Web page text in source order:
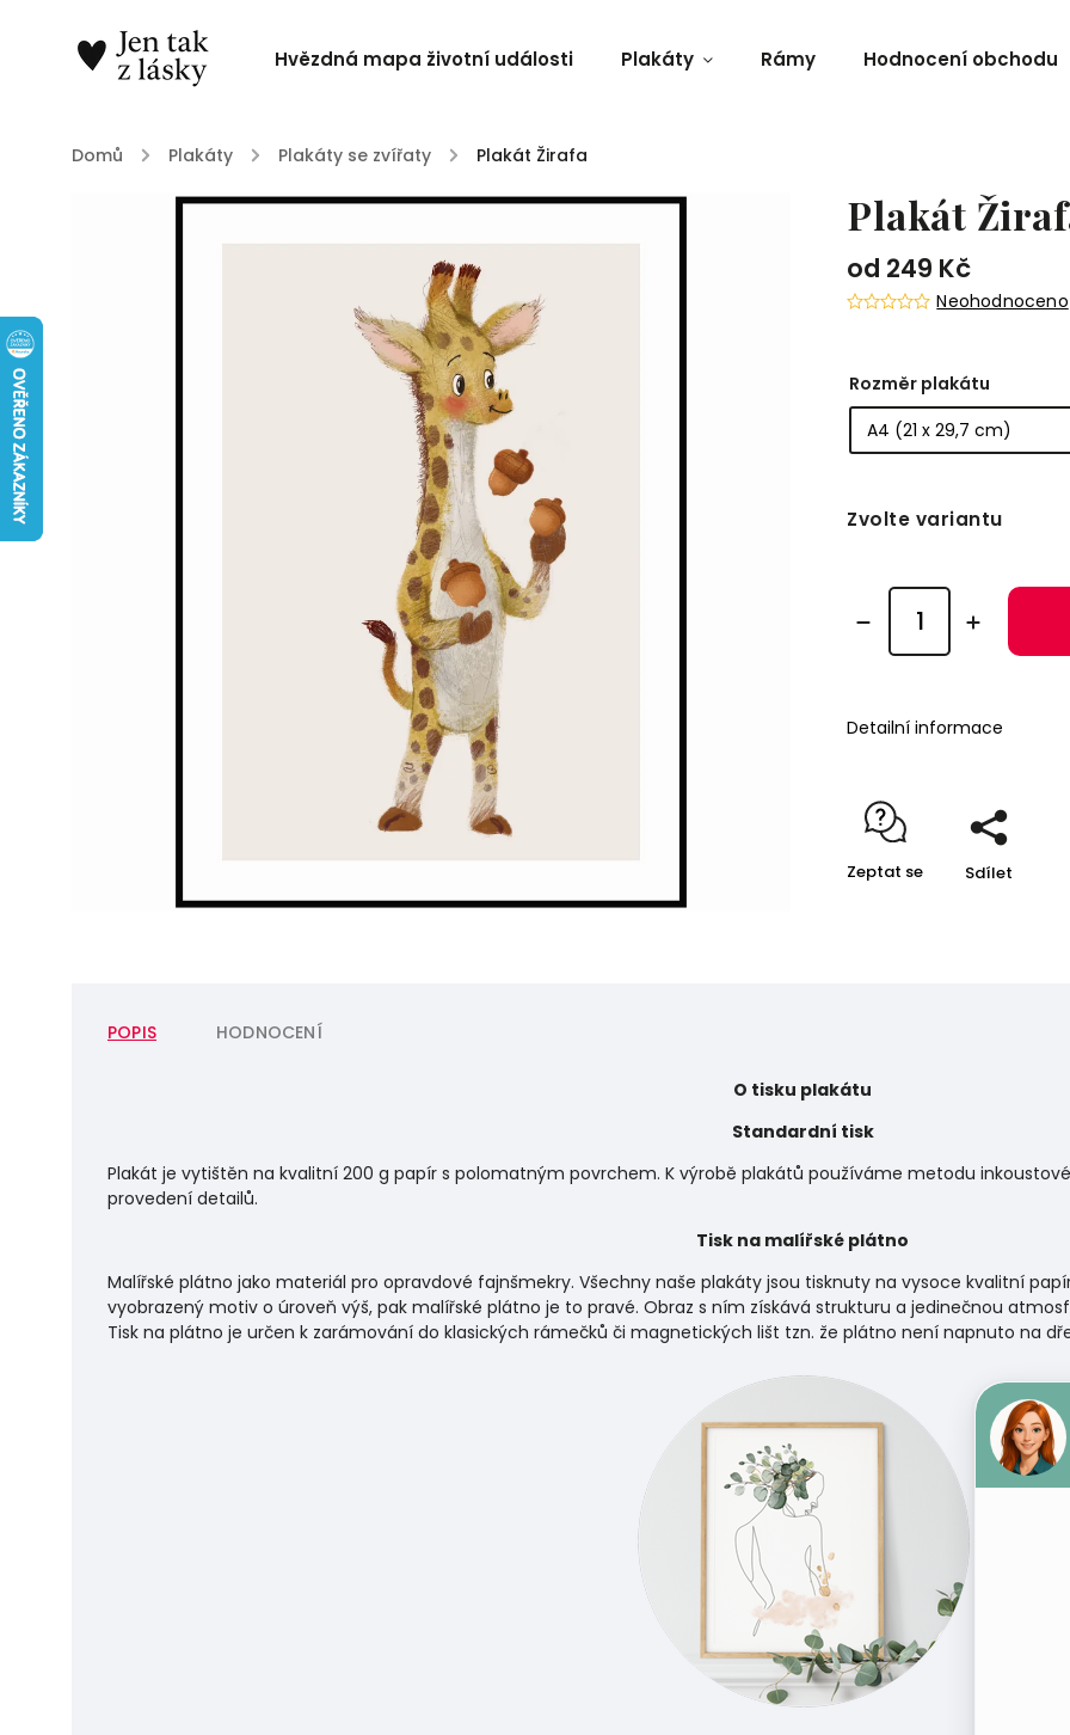
Hvězdná mapa životní události Plakáty Rámy Hodnocení obchodu
Domů / Plakáty / Plakáty se zvířaty / Plakát Žirafa
Plakát
od 249 Kč
Neohodnoceno
Rozměr plakátu
Zvolte variantu
Detailní informace
Zeptat se Sdílet
POPIS HODNOCENÍ
O tisku plakátu
Standardní tisk
Plakát je vytištěn na kvalitní 200 g papír s polomatným povrchem. K výrobě plakátů používáme metodu
provedení detailů.
Tisk na malířské plátno
Malířské plátno jako materiál pro opravdové fajnšmekry. Všechny naše plakáty jsou tisknuty na vysoce kvalitní
vyobrazený motiv o úroveň výš, pak malířské plátno je to pravé. Obraz s ním získává strukturu a jedinečnou
Tisk na plátno je určen k zarámování do klasických rámečků či magnetických lišt tzn. že plátno není napnuto na